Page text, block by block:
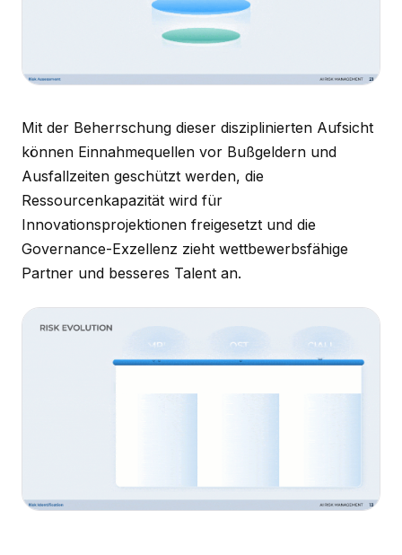
Mit der Beherrschung dieser disziplinierten Aufsicht
können Einnahmequellen vor Bußgeldern und
Ausfallzeiten geschützt werden, die
Ressourcenkapazität wird für
Innovationsprojektionen freigesetzt und die
Governance-Exzellenz zieht wettbewerbsfähige
Partner und besseres Talent an.